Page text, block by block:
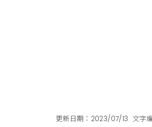
更新日期：2023/07/13 文字